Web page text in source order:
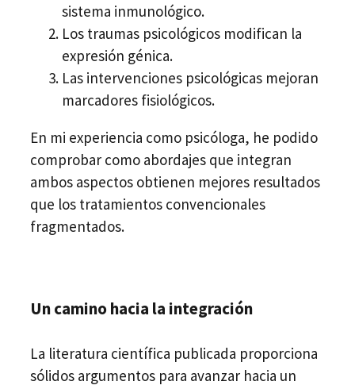
sistema inmunológico.
Los traumas psicológicos modifican la
expresión génica.
Las intervenciones psicológicas mejoran
marcadores fisiológicos.
En mi experiencia como psicóloga, he podido
comprobar como abordajes que integran
ambos aspectos obtienen mejores resultados
que los tratamientos convencionales
fragmentados.
Un camino hacia la integración
La literatura científica publicada proporciona
sólidos argumentos para avanzar hacia un